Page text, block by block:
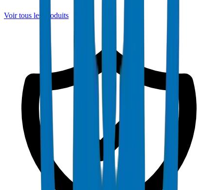
Voir tous les produits